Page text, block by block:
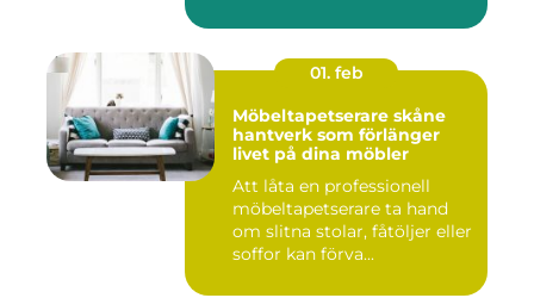
01. feb
Möbeltapetserare skåne
hantverk som förlänger
livet på dina möbler
Att låta en professionell
möbeltapetserare ta hand
om slitna stolar, fåtöljer eller
soffor kan förva...